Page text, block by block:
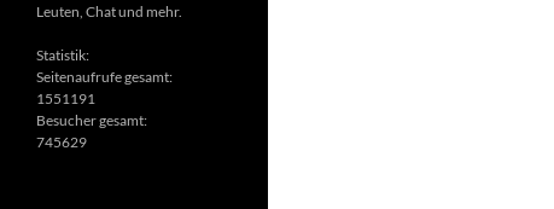
Leuten, Chat und mehr.
Statistik:
Seitenaufrufe gesamt:
1551191
Besucher gesamt:
745629